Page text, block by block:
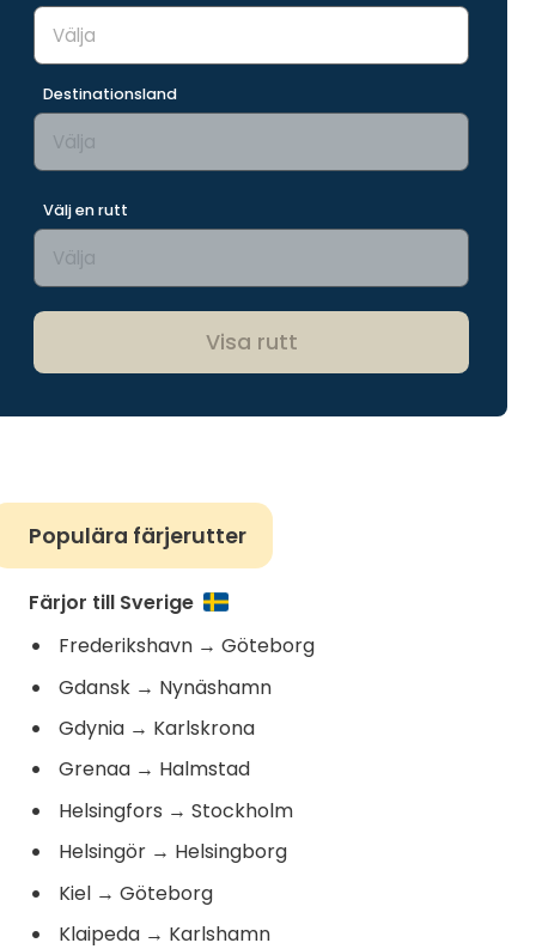
Destinationsland
Välj en rutt
Visa rutt
Populära färjerutter
Färjor till Sverige
Frederikshavn → Göteborg
Gdansk → Nynäshamn
Gdynia → Karlskrona
Grenaa → Halmstad
Helsingfors → Stockholm
Helsingör → Helsingborg
Kiel → Göteborg
Klaipeda → Karlshamn